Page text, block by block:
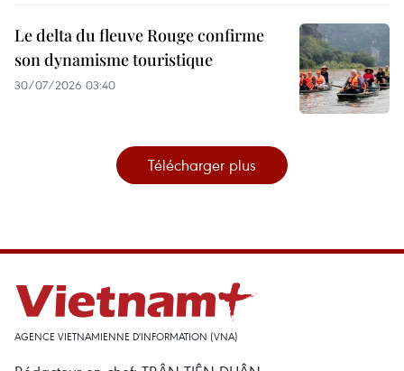
Le delta du fleuve Rouge confirme
son dynamisme touristique
30/07/2026 03:40
Télécharger plus
AGENCE VIETNAMIENNE D'INFORMATION (VNA)